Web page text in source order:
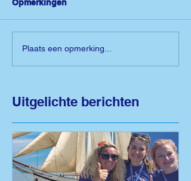
Opmerkingen
Plaats een opmerking...
Uitgelichte berichten